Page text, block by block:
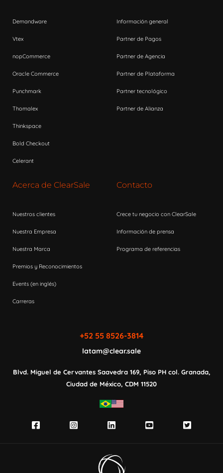
Demandware
Vtex
nopCommerce
Oracle Commerce
Punchmark
Thomalex
Thinkspace
Bold Checkout
Celerant
Información general
Partner de Pagos
Partner de Agencia
Partner de Plataforma
Partner tecnológico
Partner de Alianza
Acerca de ClearSale
Nuestros clientes
Nuestra Empresa
Nuestra Marca
Premios y Reconocimientos
Events (en inglés)
Carreras
Contacto
Crece tu negocio con ClearSale
Información de prensa
Programa de referencias
+52 55 8526-3814
latam@clear.sale
Blvd. Miguel de Cervantes Saavedra 169, Piso PH col. Granada,
Ciudad de México, CDM 11520